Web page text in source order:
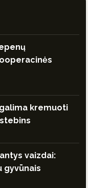
kremuoti
vaizdai:
gyvūnais